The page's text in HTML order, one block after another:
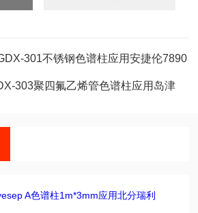
301不锈钢色谱柱应用安捷伦7890
303聚四氟乙烯管色谱柱应用岛津